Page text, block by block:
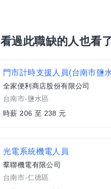
看過此職缺的人也看
門市計時支援人員(台南市鹽
全家便利商店股份有限公司
台南市-鹽水區
時薪 206 至 238 元
光電系統機電人員
羣聯機電有限公司
台南市-仁德區